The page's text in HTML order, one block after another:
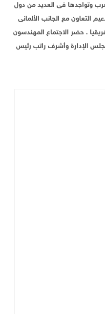
وتواجدها فى العديد من دول
التعاون مع الجانب الألمانى
. حضر الاجتماع المهندسون
الإدارة وأشرف راتب رئيس